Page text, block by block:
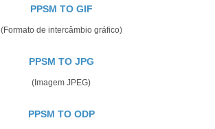
PPSM TO GIF
(Formato de intercâmbio gráfico)
PPSM TO JPG
(Imagem JPEG)
PPSM TO ODP